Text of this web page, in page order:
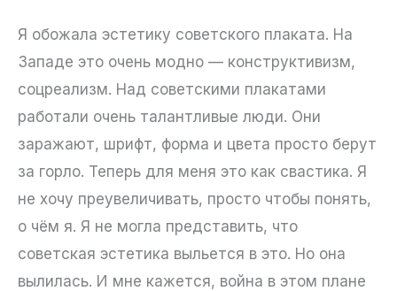
Я обожала эстетику советского плаката. На
Западе это очень модно — конструктивизм,
соцреализм. Над советскими плакатами
работали очень талантливые люди. Они
заражают, шрифт, форма и цвета просто берут
за горло. Теперь для меня это как свастика. Я
не хочу преувеличивать, просто чтобы понять,
о чём я. Я не могла представить, что
советская эстетика выльется в это. Но она
вылилась. И мне кажется, война в этом плане